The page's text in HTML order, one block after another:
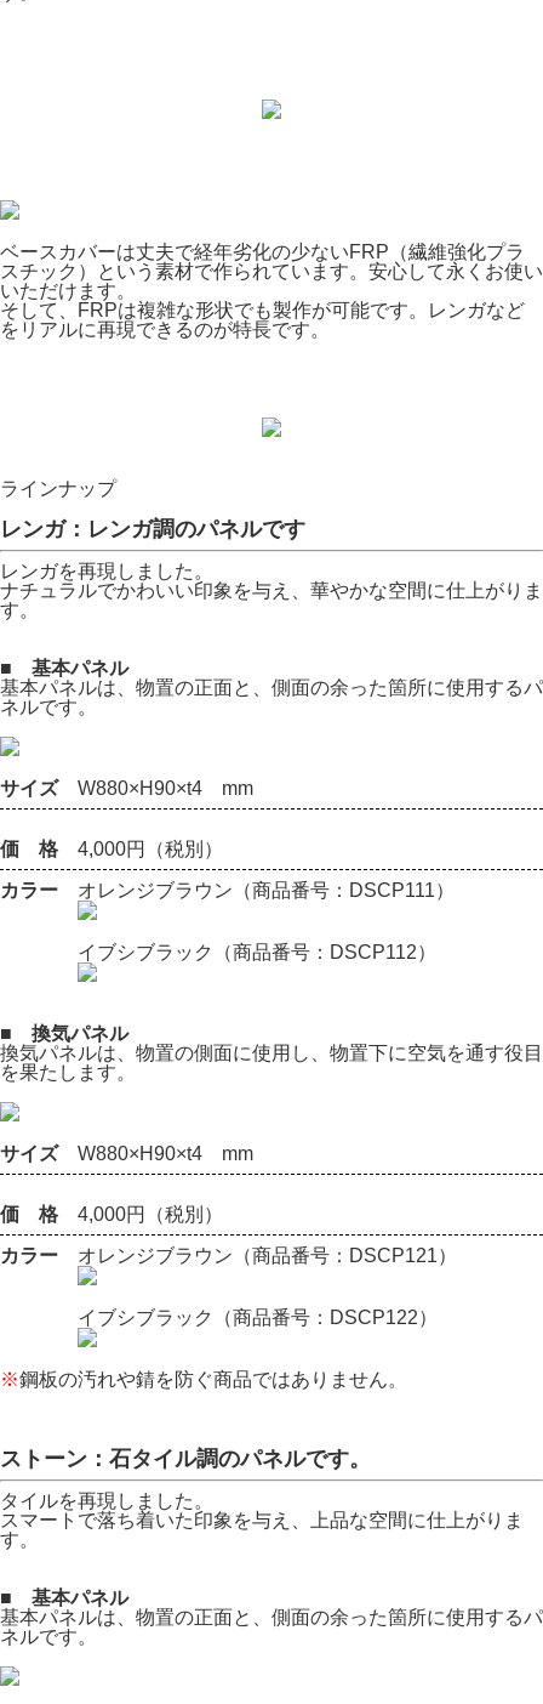
ベースカバーは丈夫で経年劣化の少ないFRP（繊維強化プラ
スチック）という素材で作られています。安心して永くお使い
いただけます。
そして、FRPは複雑な形状でも製作が可能です。レンガなど
をリアルに再現できるのが特長です。
ラインナップ
レンガ：レンガ調のパネルです
レンガを再現しました。
ナチュラルでかわいい印象を与え、華やかな空間に仕上がりま
す。
■ 基本パネル
基本パネルは、物置の正面と、側面の余った箇所に使用するパ
ネルです。
サイズW880×H90×t4 mm
価 格 4,000円（税別）
カラー オレンジブラウン（商品番号：DSCP111）
イブシブラック（商品番号：DSCP112）
■ 換気パネル
換気パネルは、物置の側面に使用し、物置下に空気を通す役目
を果たします。
サイズW880×H90×t4 mm
価 格 4,000円（税別）
カラー オレンジブラウン（商品番号：DSCP121）
イブシブラック（商品番号：DSCP122）
※鋼板の汚れや錆を防ぐ商品ではありません。
ストーン：石タイル調のパネルです。
タイルを再現しました。
スマートで落ち着いた印象を与え、上品な空間に仕上がりま
す。
■ 基本パネル
基本パネルは、物置の正面と、側面の余った箇所に使用するパ
ネルです。